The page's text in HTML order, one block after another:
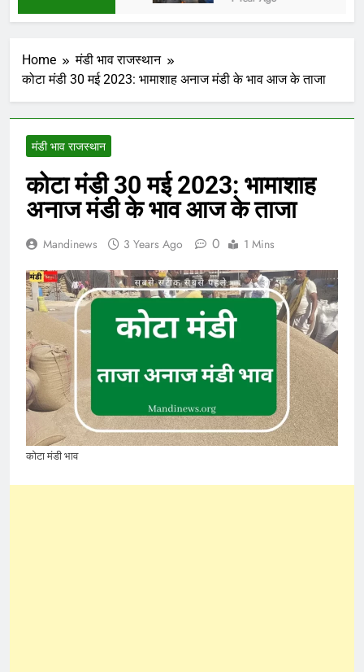
Home
मंडी भाव राजस्थान
कोटा मंडी 30 मई 2023: भामाशाह अनाज मंडी के भाव आज के ताजा
मंडी भाव राजस्थान
कोटा मंडी 30 मई 2023: भामाशाह
अनाज मंडी के भाव आज के ताजा
Mandinews 3 Years Ago 0 1 Mins
कोटा मंडी भाव